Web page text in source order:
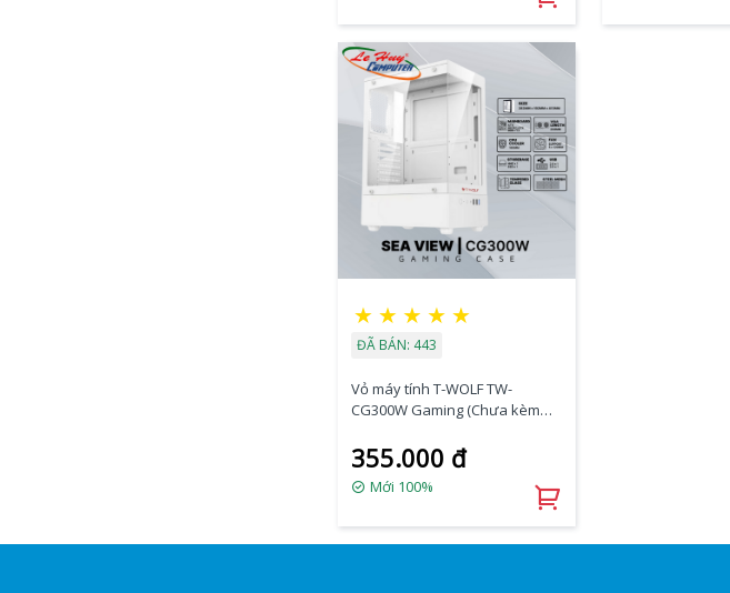
★ ★ ★ ★ ★
ĐÃ BÁN: 443
Vỏ máy tính T-WOLF TW-
CG300W Gaming (Chưa kèm
Glass/USB3.0*1+USB2.0*2+HD
Audio/282x192x413mm)
355.000 đ
Mới 100%